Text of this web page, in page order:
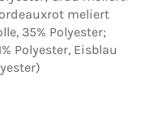
meliert
35% Polyester;
Polyester, Eisblau